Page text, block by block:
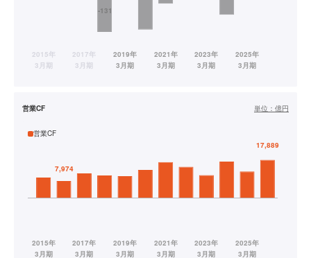
営業CF 単位： 億円
営業CF